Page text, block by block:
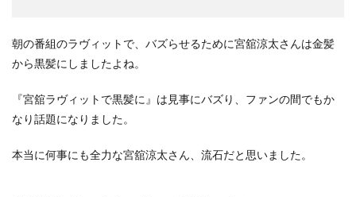
朝の番組のラヴィットで、バズらせるために宮舘涼太さんは金髪
から黒髪にしましたよね。
『宮舘ラヴィットで黒髪に』は見事にバズり、ファンの間でもか
なり話題になりました。
本当に何事にも全力な宮舘涼太さん、流石だと思いました。